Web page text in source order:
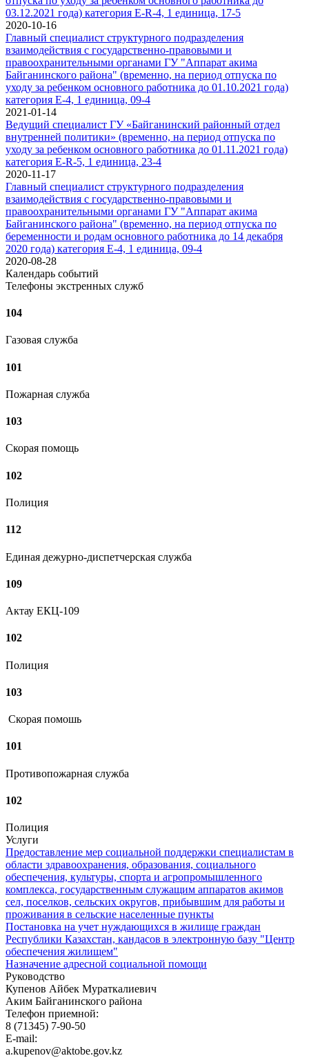
03.12.2021 года) категория Е-R-4, 1 единица, 17-5
2020-10-16
Главный специалист структурного подразделения
взаимодействия с государственно-правовыми и
правоохранительными органами ГУ "Аппарат акима
Байганинского района" (временно, на период отпуска по
уходу за ребенком основного работника до 01.10.2021 года)
категория Е-4, 1 единица, 09-4
2021-01-14
Ведущий специалист ГУ «Байганинский районный отдел
внутренней политики» (временно, на период отпуска по
уходу за ребенком основного работника до 01.11.2021 года)
категория Е-R-5, 1 единица, 23-4
2020-11-17
Главный специалист структурного подразделения
взаимодействия с государственно-правовыми и
правоохранительными органами ГУ "Аппарат акима
Байганинского района" (временно, на период отпуска по
беременности и родам основного работника до 14 декабря
2020 года) категория Е-4, 1 единица, 09-4
2020-08-28
Календарь событий
Телефоны экстренных служб
104
Газовая служба
101
Пожарная служба
103
Скорая помощь
102
Полиция
112
Единая дежурно-диспетчерская служба
109
Актау ЕКЦ-109
102
Полиция
103
Скорая помошь
101
Противопожарная служба
102
Полиция
Услуги
Предоставление мер социальной поддержки специалистам в
области здравоохранения, образования, социального
обеспечения, культуры, спорта и агропромышленного
комплекса, государственным служащим аппаратов акимов
сел, поселков, сельских округов, прибывшим для работы и
проживания в сельские населенные пункты
Постановка на учет нуждающихся в жилище граждан
Республики Казахстан, кандасов в электронную базу "Центр
обеспечения жилищем"
Назначение адресной социальной помощи
Руководство
Купенов Айбек Мураткалиевич
Аким Байганинского района
Телефон приемной:
8 (71345) 7-90-50
E-mail:
a.kupenov@aktobe.gov.kz